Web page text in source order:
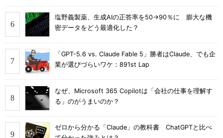
塩野義製薬、生成AIの正答率を50→90％に 膨大な機
密データをどう最適化した？
「GPT-5.6 vs. Claude Fable 5」勝者はClaude、でも企
業が選びづらいワケ：891st Lap
なぜ、Microsoft 365 Copilotは「会社の仕事を理解す
る」のがうまいのか？
ゼロから分かる「Claude」の教科書 ChatGPTと比べ